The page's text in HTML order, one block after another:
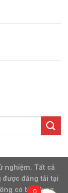
nghiệm. Tất cả
được đăng tải tại
có tác dụng
0